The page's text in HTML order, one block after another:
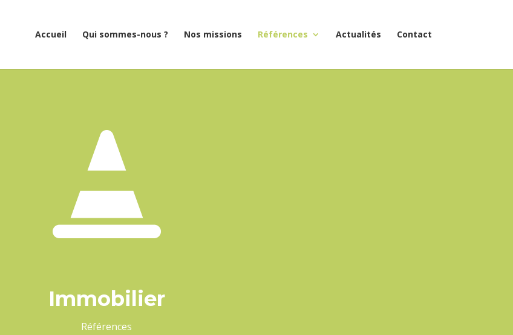
Accueil Qui sommes-nous ? Nos missions Références Actualités Contact
Immobilier
Références